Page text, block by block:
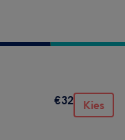
€32 Kies